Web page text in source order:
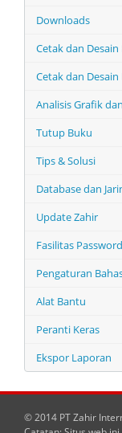
Downloads
Cetak dan
Cetak dan
Analisis Grafik
Tutup Buku
Tips & Solusi
Database dan
Update Zahir
Fasilitas Password
Pengaturan
Alat Bantu
Peranti Keras
Ekspor Laporan
© 2014 PT Zahir